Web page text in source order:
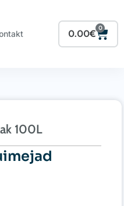
0.00€
0
Cart
100L